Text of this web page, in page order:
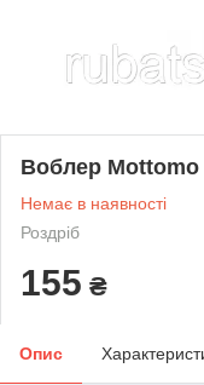
Воблер Mottomo
Немає в наявності
Роздріб
155 ₴
Опис